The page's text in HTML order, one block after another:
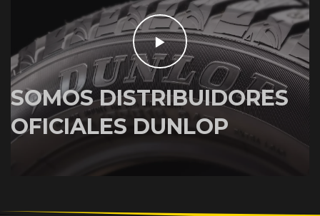
SOMOS DISTRIBUIDORES
OFICIALES DUNLOP